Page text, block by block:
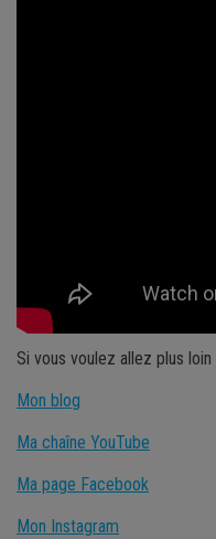
Si vous voulez allez plus
Mon blog
Ma chaîne YouTube
Ma page Facebook
Mon Instagram